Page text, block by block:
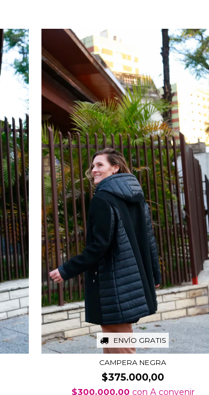
ENVÍO GRATIS
CAMPERA NEGRA
$375.000,00
$300.000,00 con A convenir